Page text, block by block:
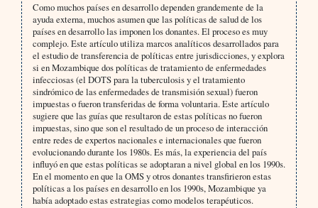
Como muchos países en desarrollo dependen grandemente de la
ayuda externa, muchos asumen que las políticas de salud de los
países en desarrollo las imponen los donantes. El proceso es muy
complejo. Este artículo utiliza marcos analíticos desarrollados para
el estudio de transferencia de políticas entre jurisdicciones, y explora
si en Mozambique dos políticas de tratamiento de enfermedades
infecciosas (el DOTS para la tuberculosis y el tratamiento
sindrómico de las enfermedades de transmisión sexual) fueron
impuestas o fueron transferidas de forma voluntaria. Este artículo
sugiere que las guías que resultaron de estas políticas no fueron
impuestas, sino que son el resultado de un proceso de interacción
entre redes de expertos nacionales e internacionales que fueron
evolucionando durante los 1980s. Es más, la experiencia del país
influyó en que estas políticas se adoptaran a nivel global en los 1990s.
En el momento en que la OMS y otros donantes transfirieron estas
políticas a los países en desarrollo en los 1990s, Mozambique ya
había adoptado estas estrategias como modelos terapéuticos.